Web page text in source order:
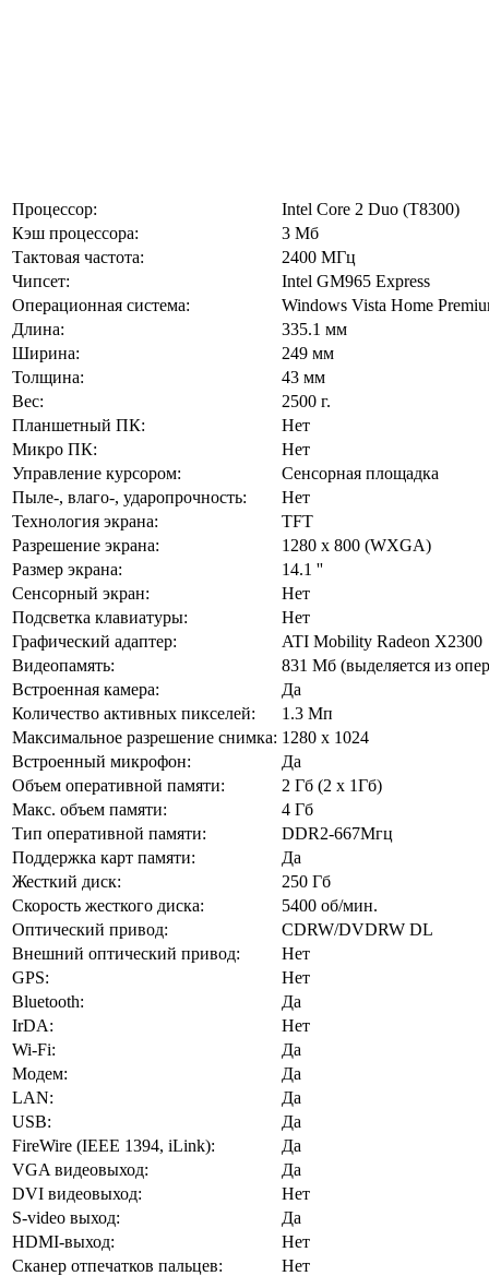
Процессор:
Intel Core 2 Duo (T8300)
Кэш процессора:
3 Мб
Тактовая частота:
2400 МГц
Чипсет:
Intel GM965 Express
Операционная система:
Windows Vista Home
Длина:
335.1 мм
Ширина:
249 мм
Толщина:
43 мм
Вес:
2500 г.
Планшетный ПК:
Нет
Микро ПК:
Нет
Управление курсором:
Сенсорная площадка
Пыле-, влаго-, ударопрочность:
Нет
Технология экрана:
TFT
Разрешение экрана:
1280 x 800 (WXGA)
Размер экрана:
14.1 ''
Сенсорный экран:
Нет
Подсветка клавиатуры:
Нет
Графический адаптер:
ATI Mobility Radeon X2300
Видеопамять:
831 Мб (выделяется из
Встроенная камера:
Да
Количество активных пикселей:
1.3 Мп
Максимальное разрешение снимка: 1280 x 1024
Встроенный микрофон:
Да
Объем оперативной памяти:
2 Гб (2 x 1Гб)
Макс. объем памяти:
4 Гб
Тип оперативной памяти:
DDR2-667Мгц
Поддержка карт памяти:
Да
Жесткий диск:
250 Гб
Скорость жесткого диска:
5400 об/мин.
Оптический привод:
CDRW/DVDRW DL
Внешний оптический привод:
Нет
GPS:
Нет
Bluetooth:
Да
IrDA:
Нет
Wi-Fi:
Да
Модем:
Да
LAN:
Да
USB:
Да
FireWire (IEEE 1394, iLink):
Да
VGA видеовыход:
Да
DVI видеовыход:
Нет
S-video выход:
Да
HDMI-выход:
Нет
Сканер отпечатков пальцев:
Нет